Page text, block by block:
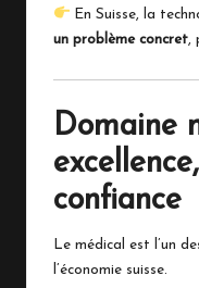
En Suisse, la
un problème concret
Domaine
confiance
Le médical est l’un
l’économie suisse.